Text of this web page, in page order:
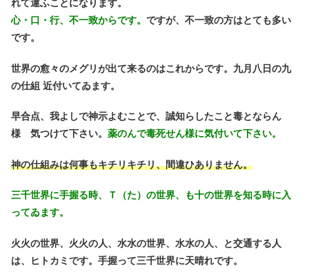
れて違ふことになります。
心・口・行、不一致からです。 ですが、不一致の方はとても多い
です。
世界の愈々のメグリが出て来るのはこれからです。九月八日の九
の仕組 近付いてゐます。
早合点、我よしで神示よむことで、誠知らしたこと毒とならん
様 気つけて下さい。 薬のんで毒死せん様に気付いて下さい。
神の仕組みは何事もキチリキチリ、間違ひありません。
三千世界に手握る時、Ｔ（た）の世界、も十の世界を知る時に入
ってゐます。
火火の世界、火火の人、水水の世界、水水の人、と交通する人
は、ヒトカミです。手握って三千世界に天晴れです。